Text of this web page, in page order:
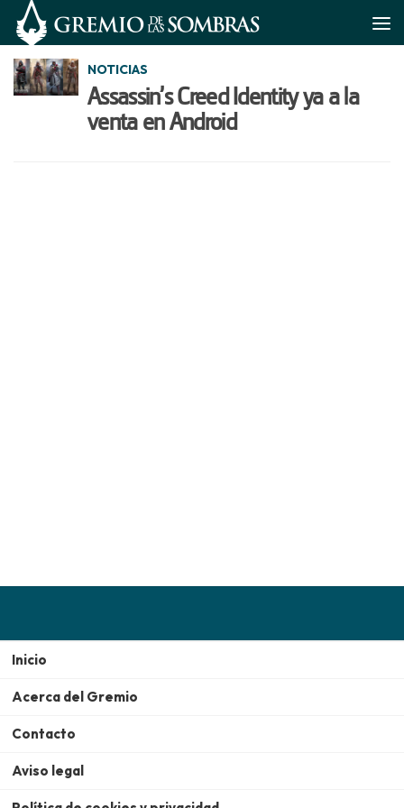
Saltar al contenido
NOTICIAS
Assassin’s Creed Identity ya a la
venta en Android
Inicio
Acerca del Gremio
Contacto
Aviso legal